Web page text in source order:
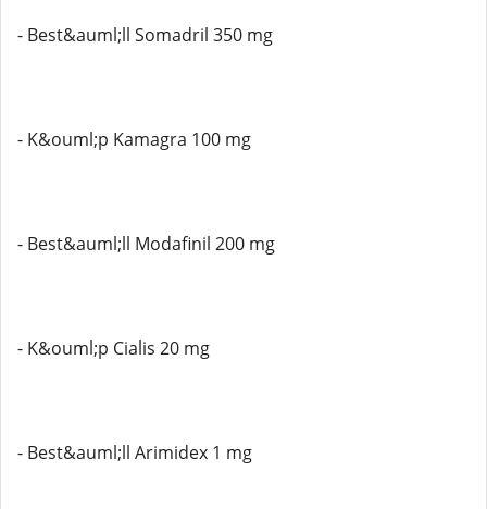
- Best&auml;ll Somadril 350 mg
- K&ouml;p Kamagra 100 mg
- Best&auml;ll Modafinil 200 mg
- K&ouml;p Cialis 20 mg
- Best&auml;ll Arimidex 1 mg